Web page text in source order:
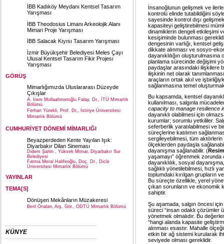
İBB Kadıköy Meydanı Kentsel Tasarım
Yarışması
İBB Theodosius Limanı Arkeolojik Alanı
Mimari Proje Yarışması
İBB Salacak Kıyısı Tasarım Yarışması
İzmir Büyükşehir Belediyesi Meles Çayı
Ulusal Kentsel Tasarım Fikir Projesı̇
Yarışması
GÖRÜŞ
Mimarlığımızda Uluslararası Düzeyde
Çıkışlar
A. İrem Mollaahmetoğlu Falay, Dr., İTÜ Mimarlık
Bölümü
Ferhan Yürekli, Prof. Dr., İstinye Üniversitesi
Mimarlık Bölümü
CUMHURİYET DÖNEMİ MİMARLIĞI
Beyazperdeden Kente Yayılan Işık:
Diyarbakır Dilan Sineması
Didem Şahin , Yüksek Mimar, Diyarbakır Sur
Belediyesi
Fatma Meral Halifeoğlu, Doç. Dr., Dicle
Üniversitesi Mimarlık Bölümü
YAYINLAR
TEMA[S]
Dönüşen Mekânların Müzakeresi
Beril Önalan, Arş. Gör., ODTÜ Mimarlık Bölümü
KÜNYE
İnsanoğlunun gelişmek ve
kontrolü elinde tutabildiğini
sayesinde kontrol dışı
kapasiteyi geliştirebilmesi
dinamiklerin dengeli etkileşimi
kesişiminde bulunması
dengesinin varlığı, kentsel
dikkate alınması ve sosyo-
dayanıklılığın
planlama sürecinde değişimi
paydaşlar arasındaki ilişkilere
ilişkinin net olarak
araçların ortak akıl ve
sağlanmasına temel
Bu kapsamda, kentsel
kullanılması, salgınla
capacity to manage resilience
dayanıklı olabilmesi için
kurumlar; sorumlu yetkililer.
seferberlik yaratılabilmesi ve
süreçlerine katılımın
sergileyebilmesi, tüm aktörlerin
ölçeklerden paydaşla
dayanışma sağlanabilir. (
yaşamayı” öğrenmek zorunda
dayanıklılık, sosyal
sağlıklı yönetilebilmesi, hızlı
toplumdaki kırılgan grupların
Bu süreçte özellikle, yerel
çıkan sorunların ve ekonomik
sahiptir.
Şu aşamada, salgın öncesi
süreci “insan odaklı çözümler
yönetmek olmalıdır. Bu
“hangi alanda kapasite
alınması esastır. Mahalle
etkin bir ağ sistemi kurularak
seviyede olması gereklidir.